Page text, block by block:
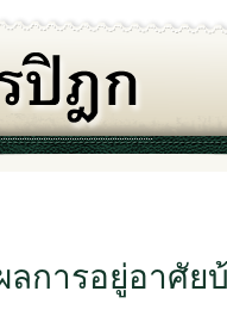
ลการอยู่อาศัย